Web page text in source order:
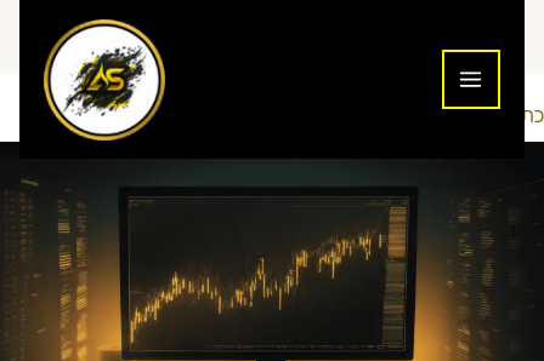
כתיבת תגובה Addiction To Success